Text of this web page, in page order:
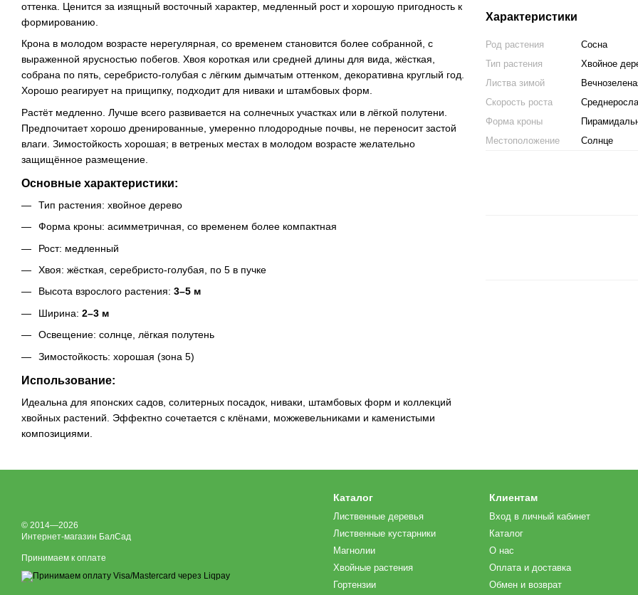
оттенка. Ценится за изящный восточный характер, медленный рост и хорошую пригодность к
формированию.
Крона в молодом возрасте нерегулярная, со временем становится более собранной, с
выраженной ярусностью побегов. Хвоя короткая или средней длины для вида, жёсткая,
собрана по пять, серебристо-голубая с лёгким дымчатым оттенком, декоративна круглый год.
Хорошо реагирует на прищипку, подходит для ниваки и штамбовых форм.
Растёт медленно. Лучше всего развивается на солнечных участках или в лёгкой полутени.
Предпочитает хорошо дренированные, умеренно плодородные почвы, не переносит застой
влаги. Зимостойкость хорошая; в ветреных местах в молодом возрасте желательно
защищённое размещение.
Основные характеристики:
Тип растения: хвойное дерево
Форма кроны: асимметричная, со временем более компактная
Рост: медленный
Хвоя: жёсткая, серебристо-голубая, по 5 в пучке
Высота взрослого растения: 3–5 м
Ширина: 2–3 м
Освещение: солнце, лёгкая полутень
Зимостойкость: хорошая (зона 5)
Использование:
Идеальна для японских садов, солитерных посадок, ниваки, штамбовых форм и коллекций
хвойных растений. Эффектно сочетается с клёнами, можжевельниками и каменистыми
композициями.
Характеристики
Род растения
Сосна
Тип растения
Хвойное
Листва зимой
Скорость роста
Форма кроны
Местоположение
Солнце
© 2014—2026
Интернет-магазин БалСад
Принимаем к оплате
Каталог
Лиственные деревья
Лиственные кустарники
Магнолии
Хвойные растения
Гортензии
Клиентам
Вход в личный кабинет
Каталог
О нас
Оплата и доставка
Обмен и возврат